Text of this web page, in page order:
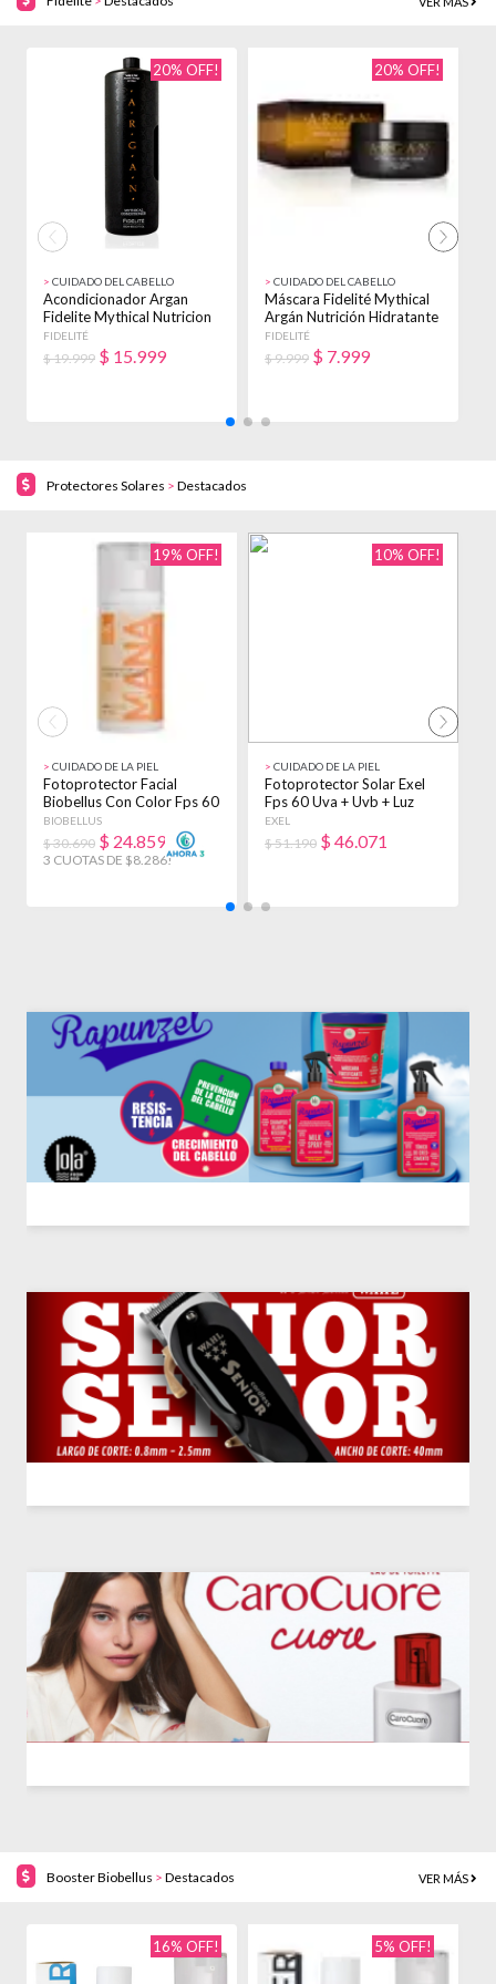
20% OFF!
> CUIDADO DEL CABELLO
Acondicionador Argan
Fidelite Mythical Nutricion
X 900ml
FIDELITÉ
$ 19.999 $ 15.999
20% OFF!
> CUIDADO DEL CABELLO
Máscara Fidelité Mythical
Argán Nutrición Hidratante
X 250g
FIDELITÉ
$ 9.999 $ 7.999
Protectores Solares > Destacados
19% OFF!
> CUIDADO DE LA PIEL
Fotoprotector Facial
Biobellus Con Color Fps 60
Diario 50ml
BIOBELLUS
$ 30.690 $ 24.859
3 CUOTAS DE $8.286!
10% OFF!
> CUIDADO DE LA PIEL
Fotoprotector Solar Exel
Fps 60 Uva + Uvb + Luz
Azul X 150ml
EXEL
$ 51.190 $ 46.071
Booster Biobellus > Destacados VER MÁS
16% OFF! 5% OFF!